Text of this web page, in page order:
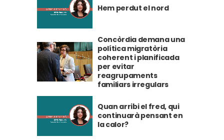
Hem perdut el nord
Concòrdia demana una
política migratòria
coherent i planificada
per evitar
reagrupaments
familiars irregulars
Quan arribi el fred, qui
continuarà pensant en
la calor?